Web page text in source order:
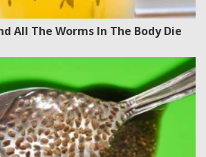
All The Worms In The Body Die